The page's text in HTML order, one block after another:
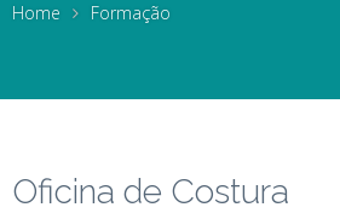
Home Formação
Oficina de Costura